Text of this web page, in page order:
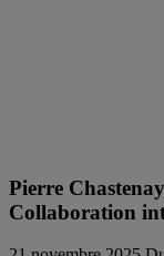
Pierre
Collaboration